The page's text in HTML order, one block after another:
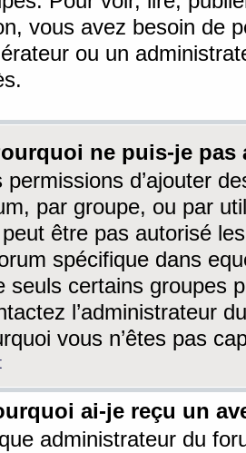
vous avez besoin de
ou un
ne puis-je
permissions d’ajouter
par groupe, ou par
peut être pas autorisé
spécifique dans
seuls certains groupes
l’administrateur
vous n’êtes pas
ai-je reçu un
administrateur du